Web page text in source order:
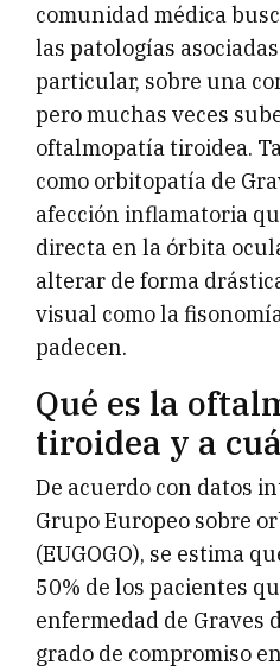
comunidad médica
las patologías
particular, sobre una
pero muchas veces
oftalmopatía tiroidea.
como orbitopatía de
afección inflamatoria
directa en la órbita
alterar de forma
visual como la
padecen.
Qué es la
tiroidea y a
De acuerdo con datos
Grupo Europeo sobre
(EUGOGO), se estima
50% de los pacientes
enfermedad de Graves
grado de compromiso